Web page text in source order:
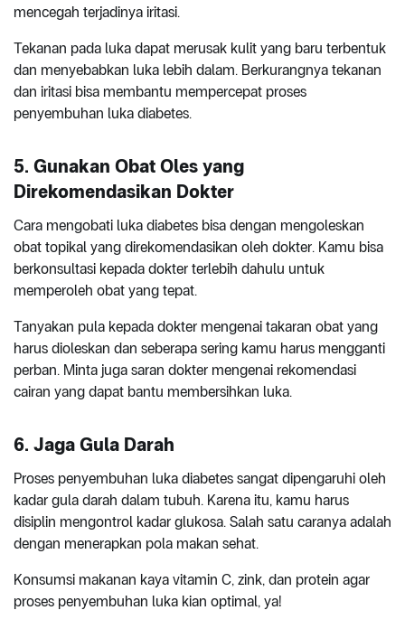
mencegah terjadinya iritasi.
Tekanan pada luka dapat merusak kulit yang baru terbentuk
dan menyebabkan luka lebih dalam. Berkurangnya tekanan
dan iritasi bisa membantu mempercepat proses
penyembuhan luka diabetes.
5. Gunakan Obat Oles yang
Direkomendasikan Dokter
Cara mengobati luka diabetes bisa dengan mengoleskan
obat topikal yang direkomendasikan oleh dokter. Kamu bisa
berkonsultasi kepada dokter terlebih dahulu untuk
memperoleh obat yang tepat.
Tanyakan pula kepada dokter mengenai takaran obat yang
harus dioleskan dan seberapa sering kamu harus mengganti
perban. Minta juga saran dokter mengenai rekomendasi
cairan yang dapat bantu membersihkan luka.
6. Jaga Gula Darah
Proses penyembuhan luka diabetes sangat dipengaruhi oleh
kadar gula darah dalam tubuh. Karena itu, kamu harus
disiplin mengontrol kadar glukosa. Salah satu caranya adalah
dengan menerapkan pola makan sehat.
Konsumsi makanan kaya vitamin C, zink, dan protein agar
proses penyembuhan luka kian optimal, ya!